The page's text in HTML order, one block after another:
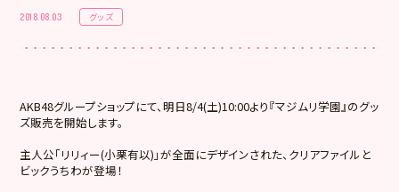
2018.08.03 グッズ
AKB48グループショップにて、明日8/4(土)10:00より『マジムリ学園』のグッ
ズ販売を開始します。
主人公「リリィー(小栗有以)」が全面にデザインされた、クリアファイルと
ビックうちわが登場！